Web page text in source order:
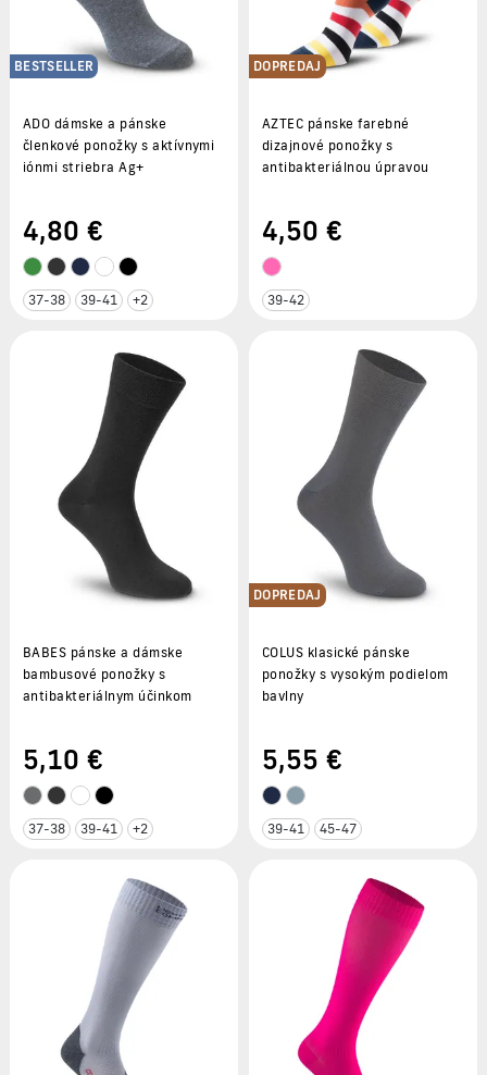
BESTSELLER
ADO dámske a pánske
členkové ponožky s aktívnymi
iónmi striebra Ag+
4,80 €
37-38 39-41 +2
DOPREDAJ
AZTEC pánske farebné
dizajnové ponožky s
antibakteriálnou úpravou
4,50 €
39-42
BABES pánske a dámske
bambusové ponožky s
antibakteriálnym účinkom
5,10 €
37-38 39-41 +2
DOPREDAJ
COLUS klasické pánske
ponožky s vysokým podielom
bavlny
5,55 €
39-41 45-47